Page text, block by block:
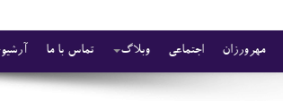
آرشیو تماس با ما وبلاگ اجتماعی مهرورزان